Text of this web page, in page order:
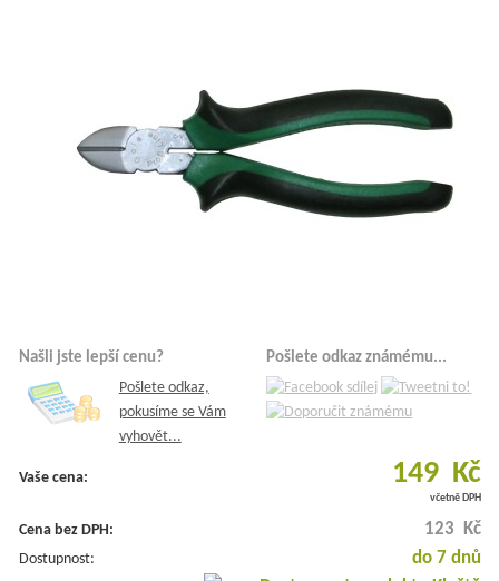
Našli jste lepší cenu?
Pošlete odkaz,
pokusíme se Vám
vyhovět...
Pošlete odkaz známému...
Vaše cena: 149 Kč
včetně DPH
Cena bez DPH: 123 Kč
Dostupnost: do 7 dnů